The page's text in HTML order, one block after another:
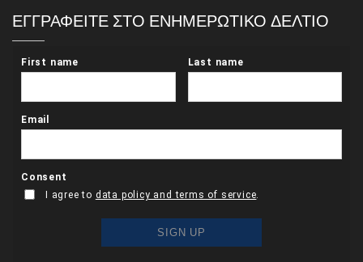
ΕΓΓΡΑΦΕΙΤΕ ΣΤΟ ΕΝΗΜΕΡΩΤΙΚΟ ΔΕΛΤΙΟ